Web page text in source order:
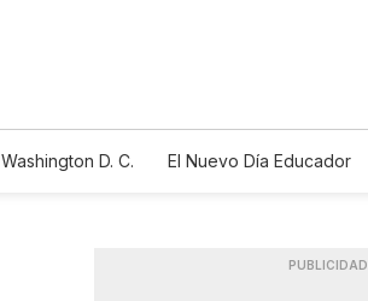
Washington D. C.
El Nuevo Día Educador
PUBLICIDAD